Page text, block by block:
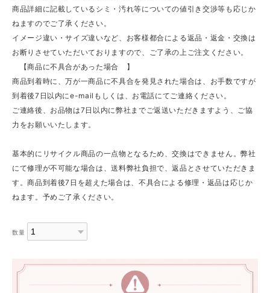
商品詳細に記載しているシミ・汚れ等についての値引き交渉等も応じか
ねますのでご了承ください。
イメージ違い・サイズ違いなど、お客様都合による返品・返金・交換は
お断りさせていただいておりますので、ご了承の上ご注文ください。
【商品に不具合があった場合 】
商品到着時に、万が一商品に不具合を発見された場合は、お手数ですが
到着後7日以内にe-mailもしくは、お電話にてご連絡ください。
ご連絡後、お品物は7日以内に弊社までご返送いただきますよう、ご協
力をお願いいたします。
基本的にリサイクル商品の一点物となるため、交換はできません。弊社
にて修理が不可能な場合は、送料弊社負担で、返品とさせていただきま
す。商品到着後7日を超えた場合は、不具合による修理・返品は応じか
ねます。予めご了承ください。
数量